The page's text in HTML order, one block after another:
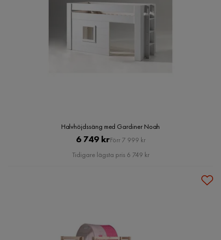
Halvhöjdssäng med Gardiner Noah
Pris
6 749 krOriginal
Pris
Förr 7 999 kr
Tidigare lägsta pris 6 749 kr